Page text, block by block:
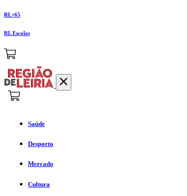
RL+65
RL Escolas
Saúde
Desporto
Mercado
Cultura